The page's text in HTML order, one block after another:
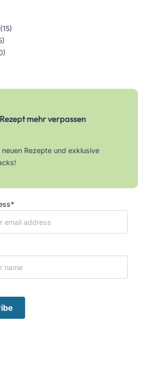
(15)
mehr verpassen
neuen Rezepte und exklusive